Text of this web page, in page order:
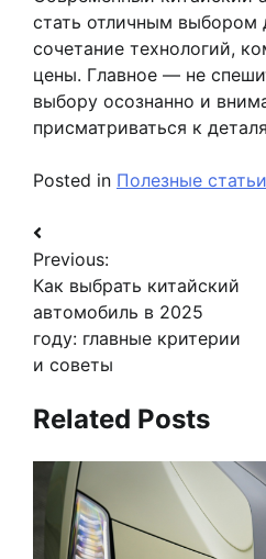
стать отличным выбором
сочетание технологий,
цены. Главное — не
выбору осознанно и
присматриваться к
Posted in Полезные статьи
Навигация
по
записям
Previous:
Как выбрать китайский
автомобиль в 2025
году: главные критерии
и советы
Related Posts